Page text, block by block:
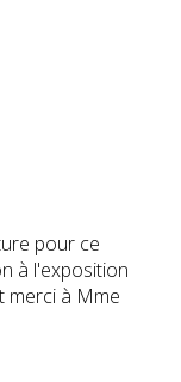
pour ce
à l'exposition
merci à Mme